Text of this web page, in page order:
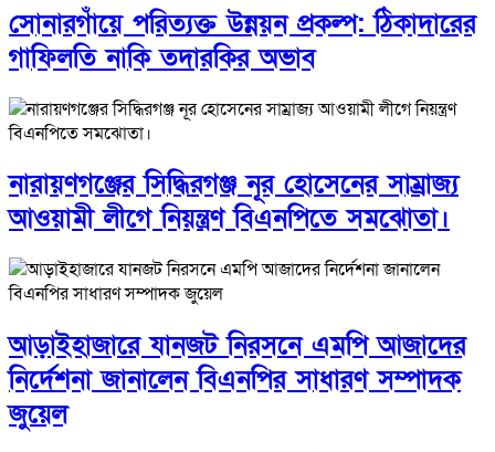
সোনারগাঁয়ে পরিত্যক্ত উন্নয়ন প্রকল্প: ঠিকাদারের
গাফিলতি নাকি তদারকির অভাব
নারায়ণগঞ্জের সিদ্ধিরগঞ্জ নূর হোসেনের সাম্রাজ্য
আওয়ামী লীগে নিয়ন্ত্রণ বিএনপিতে সমঝোতা।
আড়াইহাজারে যানজট নিরসনে এমপি আজাদের
নির্দেশনা জানালেন বিএনপির সাধারণ সম্পাদক
জুয়েল